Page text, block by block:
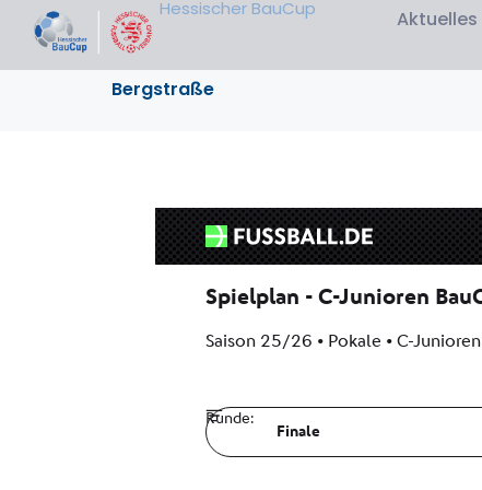
Hessischer BauCup Aktuelles
Bergstraße